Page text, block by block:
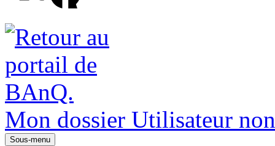
Mon dossier Utilisateur
Sous-menu